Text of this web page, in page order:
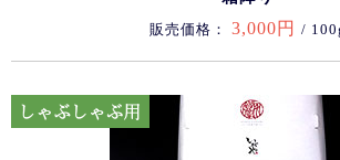
販売価格： 3,000円 /